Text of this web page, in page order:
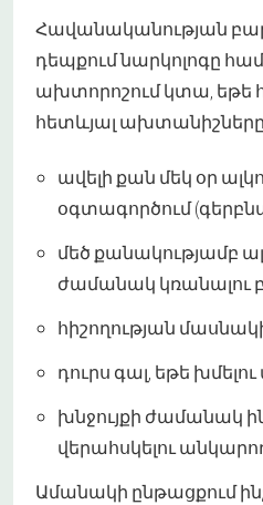
Հավանականության
դեպքում նարկոլոգը
ախտորոշում կտա, եթե
հետևյալ
ավելի քան մեկ օր
օգտագործում
մեծ քանակությամբ
ժամանակ կռանալու
հիշողության
դուրս գալ, եթե խմելու
խնջույքի ժամանակ
վերահսկելու
Ամանակի ընթացքում